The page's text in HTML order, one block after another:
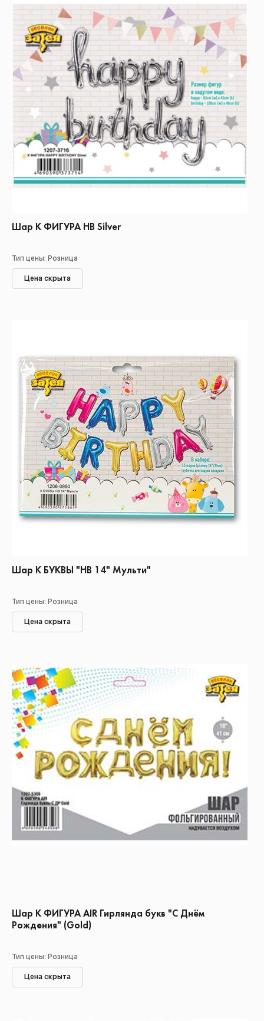
Шар К ФИГУРА НВ Silver
Тип цены: Розница
Цена скрыта
Шар К БУКВЫ "НВ 14" Мульти"
Тип цены: Розница
Цена скрыта
Шар К ФИГУРА AIR Гирлянда букв "С Днём
Рождения" (Gold)
Тип цены: Розница
Цена скрыта